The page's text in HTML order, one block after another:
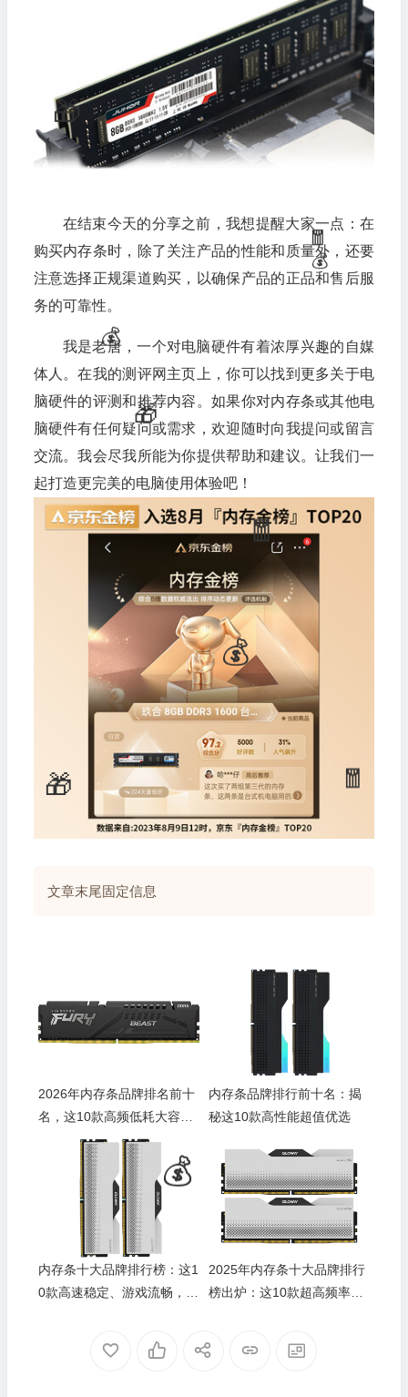
在结束今天的分享之前，我想提醒大家一点：在
购买内存条时，除了关注产品的性能和质量外，还要
注意选择正规渠道购买，以确保产品的正品和售后服
务的可靠性。
我是老唐，一个对电脑硬件有着浓厚兴趣的自媒
体人。在我的测评网主页上，你可以找到更多关于电
脑硬件的评测和推荐内容。如果你对内存条或其他电
脑硬件有任何疑问或需求，欢迎随时向我提问或留言
交流。我会尽我所能为你提供帮助和建议。让我们一
起打造更完美的电脑使用体验吧！
文章末尾固定信息
2026年内存条品牌排名前十
名，这10款高频低耗大容
量，性能炸裂强推！
内存条品牌排行前十名：揭
秘这10款高性能超值优选
内存条十大品牌排行榜：这1
0款高速稳定、游戏流畅，升
2025年内存条十大品牌排行
榜出炉：这10款超高频率、
💰
🎁
🧧
🎁
💰
🎁
🎁
💰